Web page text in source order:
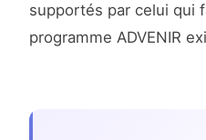
supportés par celui qui
programme ADVENIR